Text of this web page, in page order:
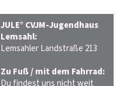
JULE° CVJM-Jugendhaus
Lemsahl:
Lemsahler Landstraße 213
Zu Fuß / mit dem Fahrrad:
Du findest uns nicht weit